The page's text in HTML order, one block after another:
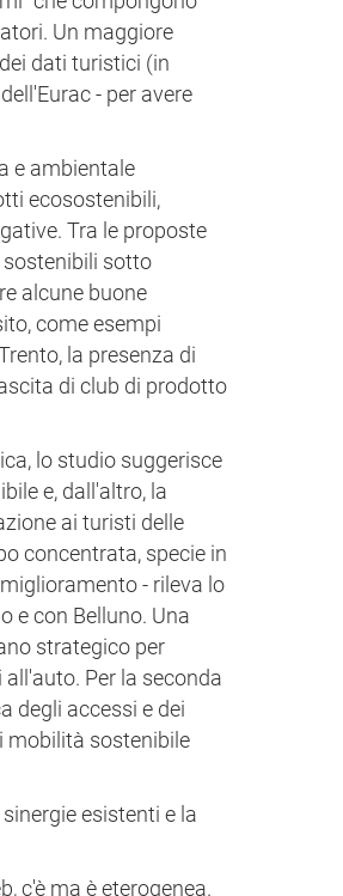
Un maggiore
dati turistici (in
- per avere
e ambientale
ecosostenibili,
Tra le proposte
sostenibili sotto
alcune buone
come esempi
la presenza di
di club di prodotto
lo studio suggerisce
e, dall'altro, la
ai turisti delle
concentrata, specie in
- rileva lo
e con Belluno. Una
strategico per
Per la seconda
degli accessi e dei
mobilità sostenibile
esistenti e la
c'è ma è eterogenea.